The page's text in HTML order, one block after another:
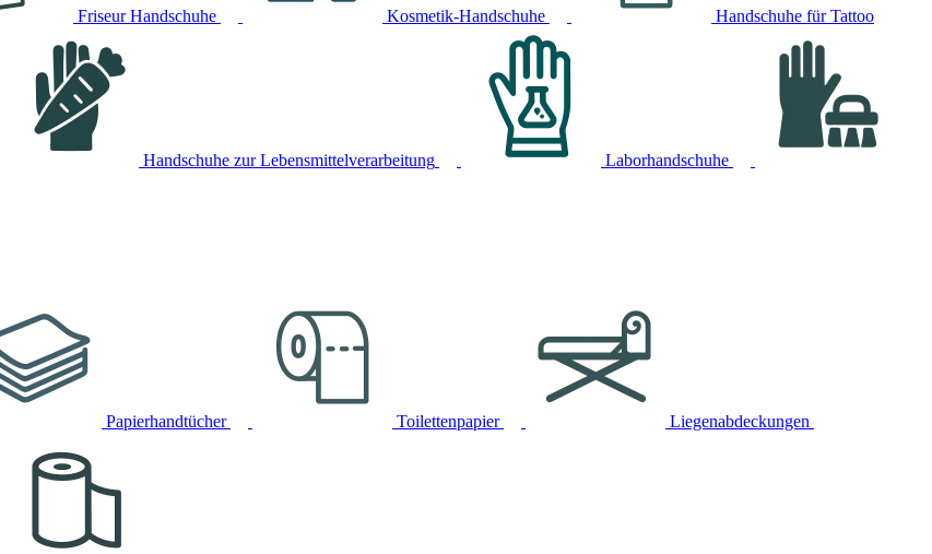
Friseur Handschuhe Kosmetik-Handschuhe Handschuhe für Tattoo
Handschuhe zur Lebensmittelverarbeitung
Laborhandschuhe
Papierhandtücher Toilettenpapier Liegenabdeckungen